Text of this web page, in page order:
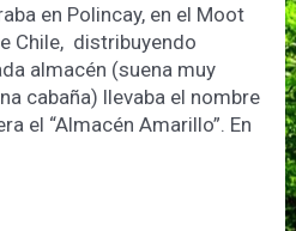
en Polincay, en el Moot
Chile, distribuyendo
almacén (suena muy
cabaña) llevaba el nombre
el “Almacén Amarillo”. En